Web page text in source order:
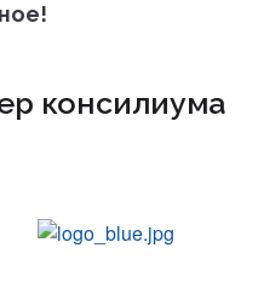
консилиума